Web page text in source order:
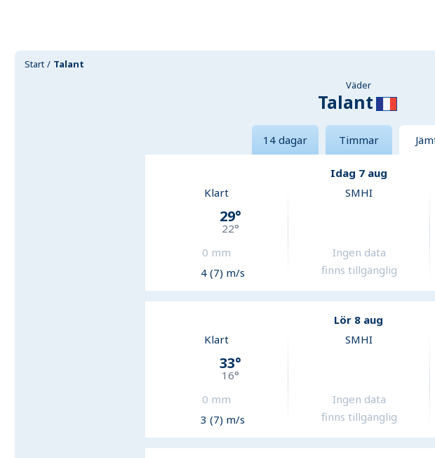
Start Talant
Väder
Talant
14 dagar Timmar
Idag 7 aug
Klart
29°
22°
0 mm
4 (7) m/s
SMHI
Ingen data
finns tillgänglig
Lör 8 aug
Klart
33°
16°
0 mm
3 (7) m/s
SMHI
Ingen data
finns tillgänglig